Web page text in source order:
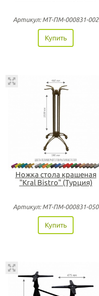
Артикул: МТ-ПМ-000831-002
Купить
Ножка стола крашеная
"Kral Bistro" (Турция)
Артикул: МТ-ПМ-000831-050
Купить